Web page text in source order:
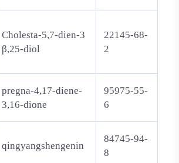
Cholesta-5,7-dien-3
β,25-diol
22145-68-
2
pregna-4,17-diene-
3,16-dione
95975-55-
6
qingyangshengenin
84745-94-
8